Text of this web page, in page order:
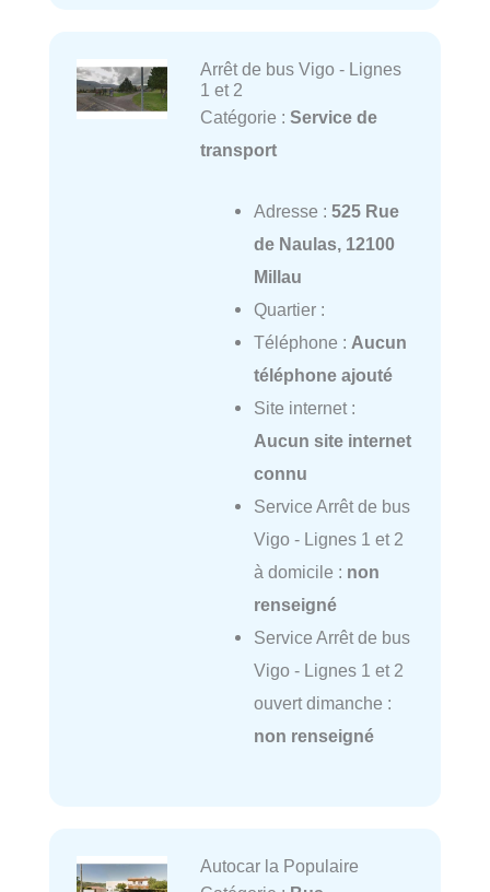
Arrêt de bus Vigo - Lignes
1 et 2
Catégorie : Service de
transport
Adresse : 525 Rue
de Naulas, 12100
Millau
Quartier :
Téléphone : Aucun
téléphone ajouté
Site internet :
Aucun site internet
connu
Service Arrêt de bus
Vigo - Lignes 1 et 2
à domicile : non
renseigné
Service Arrêt de bus
Vigo - Lignes 1 et 2
ouvert dimanche :
non renseigné
Autocar la Populaire